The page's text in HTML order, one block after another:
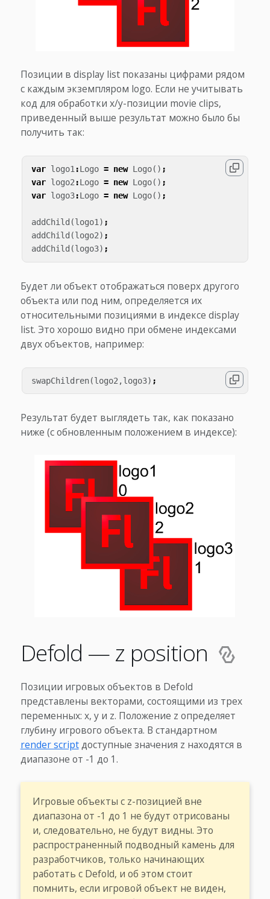
Позиции в display list показаны цифрами рядом
с каждым экземпляром logo. Если не учитывать
код для обработки x/y-позиции movie clips,
приведенный выше результат можно было бы
получить так:
var logo1:Logo = new Logo() ;
var logo2:Logo = new Logo() ;
var logo3:Logo = new Logo() ;
addChild (logo1) ;
addChild (logo2) ;
addChild (logo3) ;
Будет ли объект отображаться поверх другого
объекта или под ним, определяется их
относительными позициями в индексе display
list. Это хорошо видно при обмене индексами
двух объектов, например:
swapChildren(logo2 ,logo3) ;
Результат будет выглядеть так, как показано
ниже (с обновленным положением в индексе):
Defold — z position
Позиции игровых объектов в Defold
представлены векторами, состоящими из трех
переменных: x, y и z. Положение z определяет
глубину игрового объекта. В стандартном
render scriptдоступные значения z находятся в
диапазоне от -1 до 1.
Игровые объекты с z-позицией вне
диапазона от -1 до 1 не будут отрисованы
и, следовательно, не будут видны. Это
распространенный подводный камень для
разработчиков, только начинающих
работать с Defold, и об этом стоит
помнить, если игровой объект не виден,